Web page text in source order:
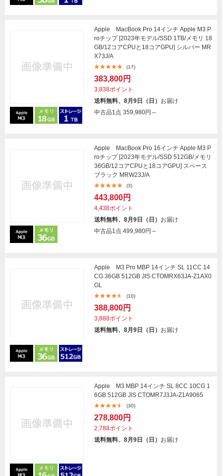
Apple MacBook Pro 14インチ Apple M3 P
roチップ [2023年モデル/SSD 1TB/メモリ 18
GB/12コアCPUと18コアGPU] シルバー MR
X73J/A
(17)
383,800円
3,838ポイント
送料無料、8月9日（日） お届け
中古品1点 359,980円～
Apple MacBook Pro 16インチ Apple M3 P
roチップ [2023年モデル/SSD 512GB/メモリ
36GB/12コアCPUと18コアGPU] スペース
ブラック MRW23J/A
(3)
443,800円
4,438ポイント
送料無料、8月9日（日） お届け
中古品1点 499,980円～
Apple M3 Pro MBP 14インチ SL 11CC 14
CG 36GB 512GB JIS CTOMRX63JA-Z1AX0
GL
(10)
388,800円
3,888ポイント
送料無料、8月9日（日） お届け
Apple M3 MBP 14インチ SL 8CC 10CG 1
6GB 512GB JIS CTOMR7J3JA-Z1A9065
(30)
278,800円
2,788ポイント
送料無料、8月9日（日） お届け